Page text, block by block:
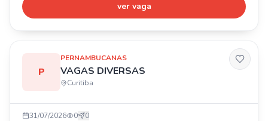
casa para idoso não acamado. ⏰ Carga horária: 12x36.
ver vaga
P
PERNAMBUCANAS
VAGAS DIVERSAS
Curitiba
31/07/2026 0 0